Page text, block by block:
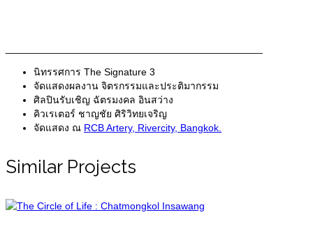
นิทรรศการ The Signature 3
จัดแสดงผลงาน จิตรกรรมและประติมากรรม
ศิลปินรับเชิญ ฉัตรมงคล อินสว่าง
คิวเรเตอร์ ชาญชัย ศิริวิทยเจริญ
จัดแสดง ณ RCB Artery, Rivercity, Bangkok.
Similar Projects